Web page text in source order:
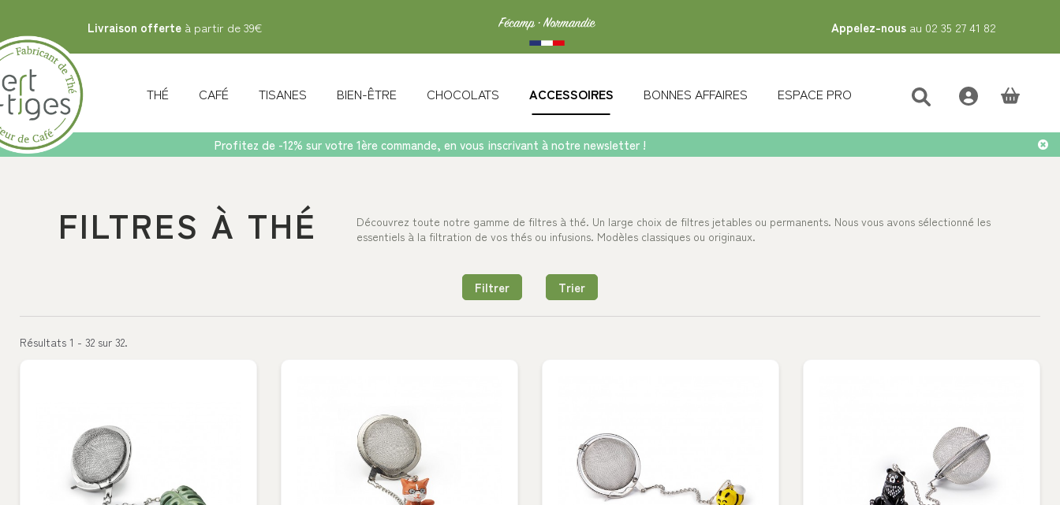
Livraison offerteà partir de 39€ Appelez-nous au 02 35 27 41 82
THÉ CAFÉ TISANES BIEN-ÊTRE CHOCOLATS ACCESSOIRES BONNES AFFAIRES ESPACE PRO
Profitez de -12% sur votre 1ère commande, en vous inscrivant à notre newsletter !
Accueil > Filtres à Thé
FILTRES À THÉ
Découvrez toute notre gamme de filtres à thé. Un large choix de filtres jetables ou permanents. Nous vous avons sélectionné les
essentiels à la filtration de vos thés ou infusions. Modèles classiques ou originaux.
Filtrer Trier
Résultats 1 - 32 sur 32.